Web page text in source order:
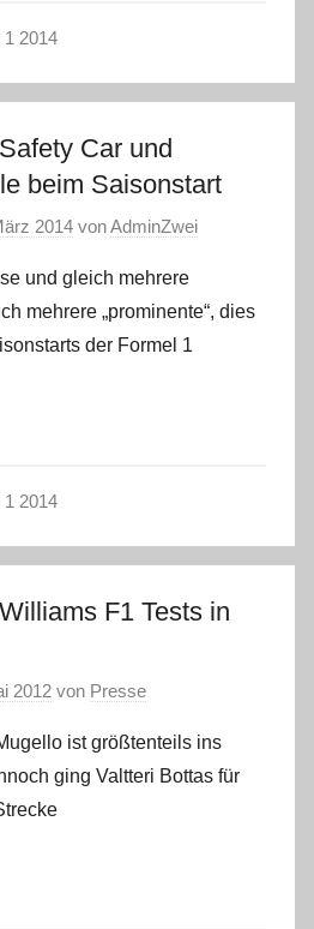
1 2014
Car und
beim Saisonstart
2014 vonAdminZwei
und gleich mehrere
mehrere „prominente“, dies
der Formel 1
1 2014
F1 Tests in
2012 von Presse
ist größtenteils ins
ging Valtteri Bottas für